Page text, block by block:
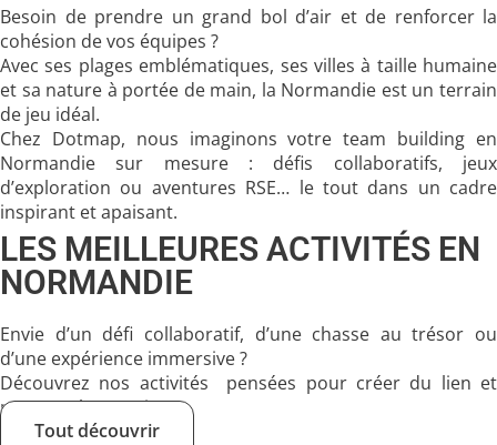
Besoin de prendre un grand bol d’air et de renforcer la
cohésion de vos équipes ?
Avec ses plages emblématiques, ses villes à taille humaine
et sa nature à portée de main, la Normandie est un terrain
de jeu idéal.
Chez Dotmap, nous imaginons votreteam building en
Normandie sur mesure : défis collaboratifs, jeux
d’exploration ou aventures RSE… le tout dans un cadre
inspirant et apaisant.
LES MEILLEURES ACTIVITÉS EN
NORMANDIE
Envie d’un défi collaboratif, d’une chasse au trésor ou
d’une expérience immersive ?
Découvrez nos activités
pensées pour créer du lien et
marquer les esprits.
Tout découvrir